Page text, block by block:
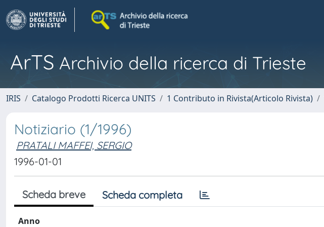
ArTS Archivio della ricerca di Trieste
IRIS Catalogo Prodotti Ricerca UNITS 1 Contributo in Rivista(Articolo Rivista)
Notiziario (1/1996)
PRATALI MAFFEI, SERGIO
1996-01-01
Scheda breve Scheda completa
Anno